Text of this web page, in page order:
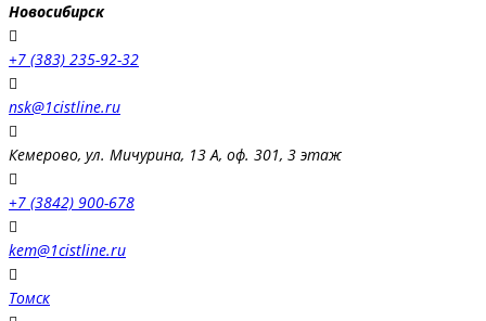
Новосибирск
+7 (383) 235-92-32
nsk@1cistline.ru
Кемерово, ул. Мичурина, 13 А, оф. 301, 3 этаж
+7 (3842) 900-678
kem@1cistline.ru
Томск